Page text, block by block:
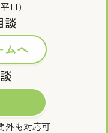
日)
談
ムへ
外も対応可